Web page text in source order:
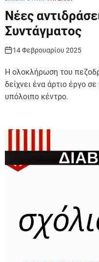
Νέες
Συντάγματος
14 Φεβρουαρίου 2025
Η ολοκλήρωση του
δείχνει ένα άρτιο έργο
υπόλοιπο κέντρο.